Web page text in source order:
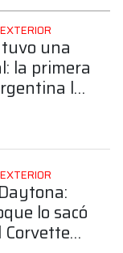
una
la primera
lo
lo sacó
Corvette